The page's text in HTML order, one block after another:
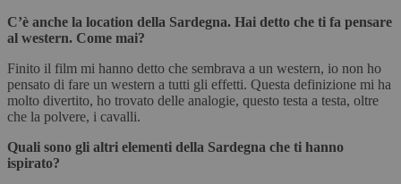
C’è anche la location della Sardegna. Hai detto che ti fa pensare
al western. Come mai?
Finito il film mi hanno detto che sembrava a un western, io non ho
pensato di fare un western a tutti gli effetti. Questa definizione mi ha
molto divertito, ho trovato delle analogie, questo testa a testa, oltre
che la polvere, i cavalli.
Quali sono gli altri elementi della Sardegna che ti hanno
ispirato?